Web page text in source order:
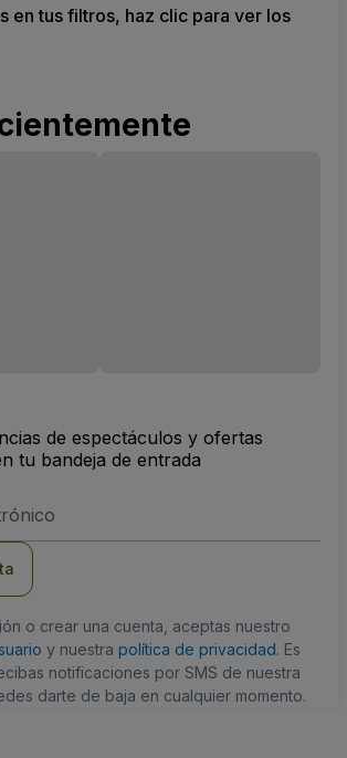
en tus filtros, haz clic para ver los
de espectáculos y ofertas
tu bandeja de entrada
o crear una cuenta, aceptas nuestro
y nuestra política de privacidad. Es
notificaciones por SMS de nuestra
darte de baja en cualquier momento.